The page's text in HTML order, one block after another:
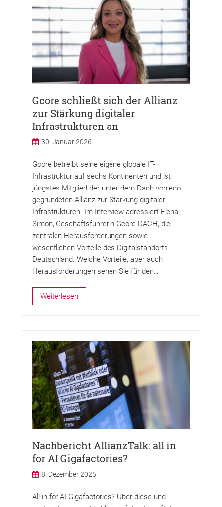
Gcore schließt sich der Allianz
zur Stärkung digitaler
Infrastrukturen an
30. Januar 2026
Gcore betreibt seine eigene globale IT-
Infrastruktur auf sechs Kontinenten und ist
jüngstes Mitglied der unter dem Dach von eco
gegründeten Allianz zur Stärkung digitaler
Infrastrukturen. Im Interview adressiert Elena
Simon, Geschäftsführerin Gcore DACH, die
zentralen Herausforderungen sowie
wesentlichen Vorteile des Digitalstandorts
Deutschland. Welche Vorteile, aber auch
Herausforderungen sehen Sie für den…
Weiterlesen
Nachbericht AllianzTalk: all in
for AI Gigafactories?
8. Dezember 2025
All in for AI Gigafactories? Über diese und